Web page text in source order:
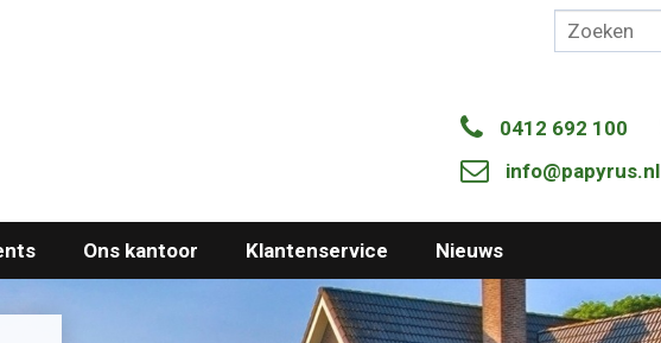
0412 692 100
info@papyrus.nl
Ons kantoor Klantenservice Nieuws